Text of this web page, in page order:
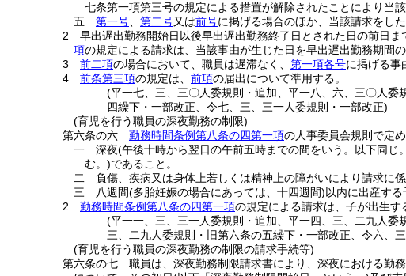
七条第一項第三号の規定による措置が解除されたことにより当
五
第一号 第二号又は前号に掲げる場合のほか、当該請求をし
2
早出遅出勤務開始日以後早出遅出勤務終了日とされた日の前日ま
項の規定による請求は、当該事由が生じた日を早出遅出勤務期間
3
前二項の場合において、職員は遅滞なく、 第一項各号に掲げる事
4
前条第三項の規定は、 前項の届出について準用する。
(平一七、三、三〇人委規則・追加、平一八、六、三〇人
四繰下・一部改正、令七、三、三一人委規則・一部改正)
(育児を行う職員の深夜勤務の制限)
第六条の六
勤務時間条例第八条の四第一項の人事委員会規則で定
一
深夜(午後十時から翌日の午前五時までの間をいう。以下同じ
む。)であること。
二
負傷、疾病又は身体上若しくは精神上の障がいにより請求に
三
八週間(多胎妊娠の場合にあっては、十四週間)以内に出産す
2
勤務時間条例第八条の四第一項の規定による請求は、子が出生す
(平一一、三、三一人委規則・追加、平一四、三、二九人委
三、二九人委規則・旧第六条の五繰下・一部改正、令六、
(育児を行う職員の深夜勤務の制限の請求手続等)
第六条の七
職員は、深夜勤務制限請求書により、深夜における勤